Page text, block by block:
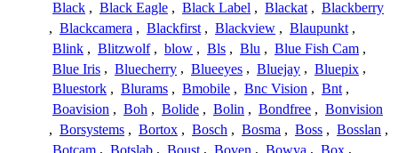
Black , Black Eagle , Black Label , Blackat , Blackberry
, Blackcamera , Blackfirst , Blackview , Blaupunkt ,
Blink , Blitzwolf , blow , Bls , Blu , Blue Fish Cam ,
Blue Iris , Bluecherry , Blueeyes , Bluejay , Bluepix ,
Bluestork , Blurams , Bmobile , Bnc Vision , Bnt ,
Boavision , Boh , Bolide , Bolin , Bondfree , Bonvision
, Borsystems , Bortox , Bosch , Bosma , Boss , Bosslan ,
Botcam , Botslab , Boust , Boven , Bowya , Box ,